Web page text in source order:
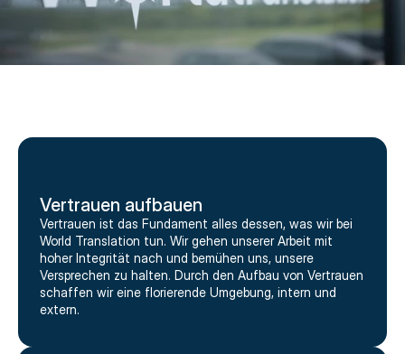
Vertrauen aufbauen
Vertrauen ist das Fundament alles dessen, was wir bei
World Translation tun. Wir gehen unserer Arbeit mit
hoher Integrität nach und bemühen uns, unsere
Versprechen zu halten. Durch den Aufbau von Vertrauen
schaffen wir eine florierende Umgebung, intern und
extern.